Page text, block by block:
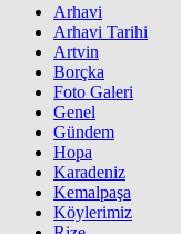
Arhavi
Arhavi Tarihi
Artvin
Borçka
Foto Galeri
Genel
Gündem
Hopa
Karadeniz
Kemalpaşa
Köylerimiz